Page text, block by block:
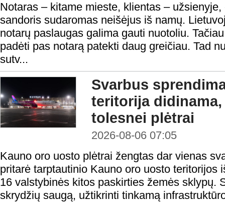
Notaras – kitame mieste, klientas –
sandoris sudaromas neišėjus iš namų.
notarų paslaugas galima gauti nuotoliu.
padėti pas notarą patekti daug greičiau. Tad
sutv...
Svarbus
teritorija
tolesnei plėtrai
2026-08-06 07:05
Kauno oro uosto plėtrai žengtas dar vienas
pritarė tarptautinio Kauno oro uosto teritorijos
16 valstybinės kitos paskirties žemės sklypų.
skrydžių saugą, užtikrinti tinkamą